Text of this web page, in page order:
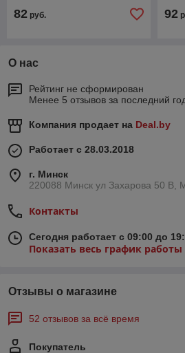
82 руб. 92
О нас
Рейтинг не сформирован
Менее 5 отзывов за последний
Компания продает на Deal.by
Работает с 28.03.2018
г. Минск
220088 Минск ул Захарова 50 В,
Контакты
Сегодня работает с 09:00 до
Показать весь график работы
Отзывы о магазине
52 отзывов за всё время
Покупатель